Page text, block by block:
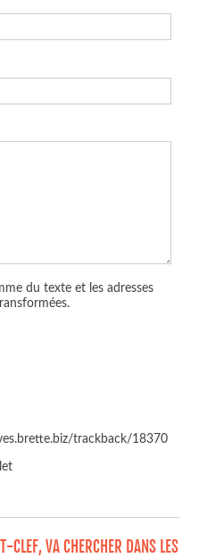
du texte et les adresses
trackback/18370
CLEF, VA CHERCHER DANS LES